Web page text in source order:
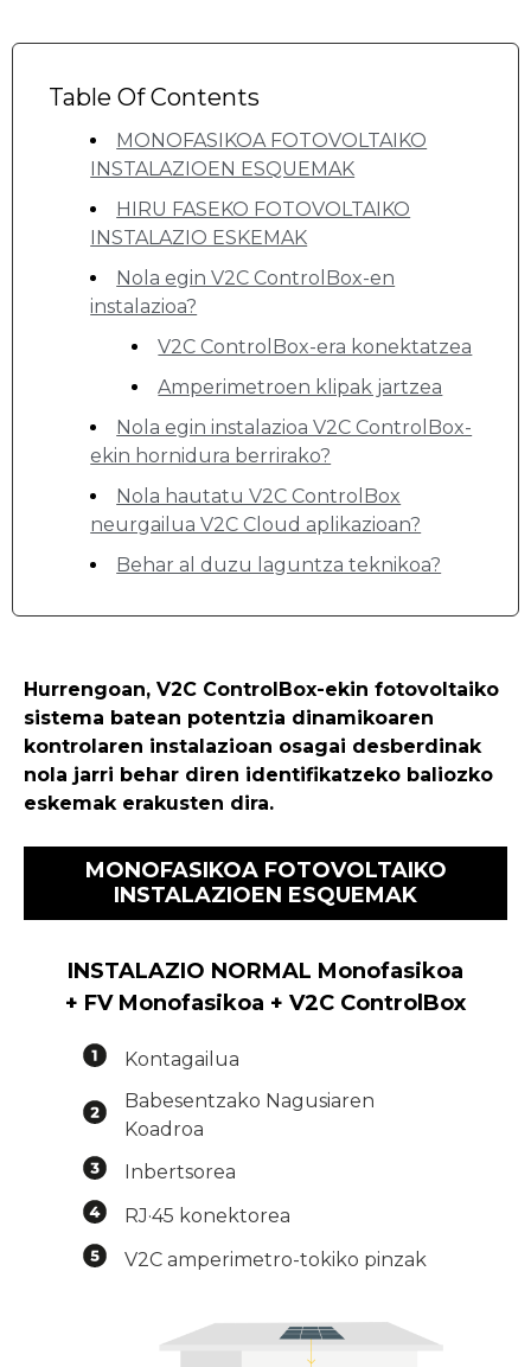
Table Of Contents
MONOFASIKOA FOTOVOLTAIKO
INSTALAZIOEN ESQUEMAK
HIRU FASEKO FOTOVOLTAIKO
INSTALAZIO ESKEMAK
Nola egin V2C ControlBox-en
instalazioa?
V2C ControlBox-era konektatzea
Amperimetroen klipak jartzea
Nola egin instalazioa V2C ControlBox-
ekin hornidura berrirako?
Nola hautatu V2C ControlBox
neurgailua V2C Cloud aplikazioan?
Behar al duzu laguntza teknikoa?
Hurrengoan, V2C ControlBox-ekin fotovoltaiko
sistema batean potentzia dinamikoaren
kontrolaren instalazioan osagai desberdinak
nola jarri behar diren identifikatzeko baliozko
eskemak erakusten dira.
MONOFASIKOA FOTOVOLTAIKO
INSTALAZIOEN ESQUEMAK
INSTALAZIO NORMAL Monofasikoa
+ FV Monofasikoa + V2C ControlBox
Kontagailua
Babesentzako Nagusiaren
Koadroa
Inbertsorea
RJ·45 konektorea
V2C amperimetro-tokiko pinzak